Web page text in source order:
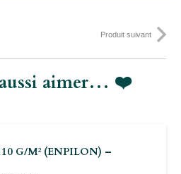
Produit suivant
aimer… ❤️
G/M² (ENPILON) –